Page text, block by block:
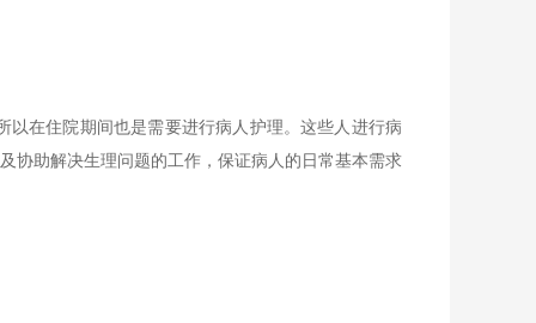
在住院期间也是需要进行病人护理。这些人进行病
协助解决生理问题的工作，保证病人的日常基本需求